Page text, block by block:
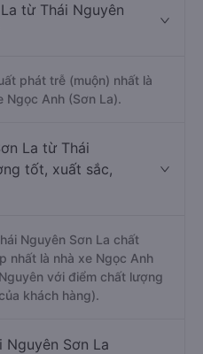
từ Thái Nguyên
phát trễ (muộn) nhất là
Ngọc Anh (Sơn La).
La từ Thái
tốt, xuất sắc,
Nguyên Sơn La chất
nhất là nhà xe Ngọc Anh
với điểm chất lượng
khách hàng).
Nguyên Sơn La